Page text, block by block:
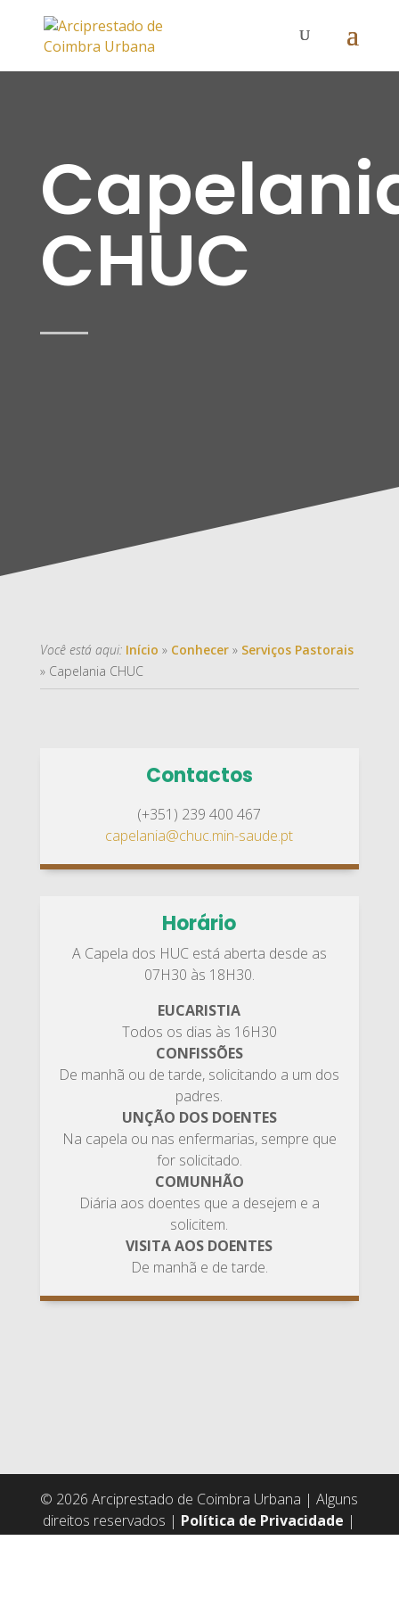
CHUC
Você está aqui: Início » Conhecer» Serviços Pastorais
» Capelania CHUC
Contactos
(+351) 239 400 467
capelania@chuc.min-saude.pt
Horário
A Capela dos HUC está aberta desde as
07H30 às 18H30.
EUCARISTIA
Todos os dias às 16H30
CONFISSÕES
De manhã ou de tarde, solicitando a um dos
padres.
UNÇÃO DOS DOENTES
Na capela ou nas enfermarias, sempre que
for solicitado.
COMUNHÃO
Diária aos doentes que a desejem e a
solicitem.
VISITA AOS DOENTES
De manhã e de tarde.
© 2026 Arciprestado de Coimbra Urbana | Alguns
direitos reservados | Política de Privacidade |